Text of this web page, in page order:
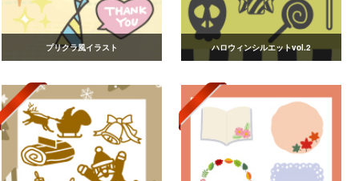
プリクラ風イラスト ハロウィンシルエットvol.2